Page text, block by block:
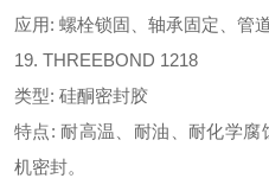
应用: 螺栓锁固、轴承固定、管
19. THREEBOND 1218
类型: 硅酮密封胶
特点: 耐高温、耐油、耐化学
机密封。